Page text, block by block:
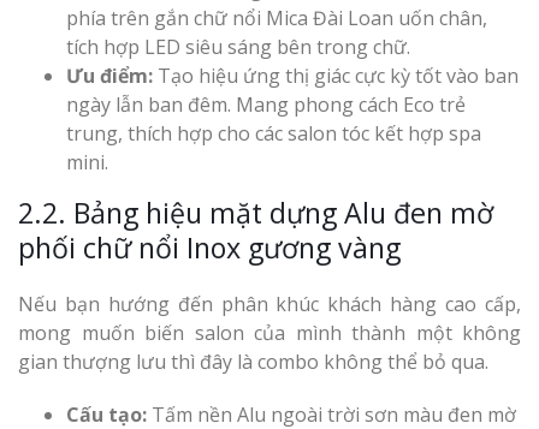
phía trên gắn chữ nổi Mica Đài Loan uốn chân,
tích hợp LED siêu sáng bên trong chữ.
Ưu điểm: Tạo hiệu ứng thị giác cực kỳ tốt vào ban
ngày lẫn ban đêm. Mang phong cách Eco trẻ
trung, thích hợp cho các salon tóc kết hợp spa
mini.
2.2. Bảng hiệu mặt dựng Alu đen mờ
phối chữ nổi Inox gương vàng
Nếu bạn hướng đến phân khúc khách hàng cao cấp,
mong muốn biến salon của mình thành một không
gian thượng lưu thì đây là combo không thể bỏ qua.
Cấu tạo: Tấm nền Alu ngoài trời sơn màu đen mờ